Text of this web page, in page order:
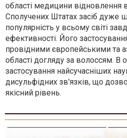
області медицини відновлення
Сполучених Штатах засіб дуже
популярність у всьому світі
ефективності. Його
провідними європейськими та
області догляду за волоссям. В
застосування найсучасніших
дисульфідних зв'язків, що
якісний рівень.